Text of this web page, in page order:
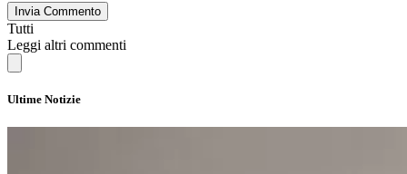
Invia Commento
Tutti
Leggi altri commenti
Ultime Notizie